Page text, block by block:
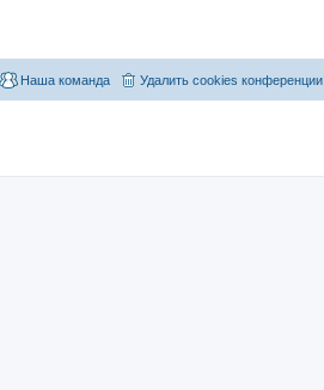
Удалить cookies конференции
Наша команда